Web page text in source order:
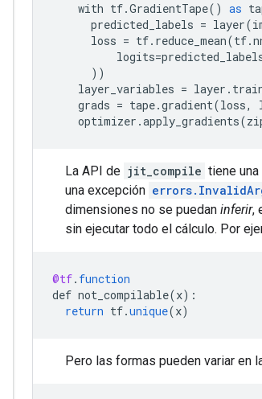
with tf.GradientTape() as
predicted_labels = layer(
loss = tf. reduce_mean(tf.
logits=
))
layer_variables = layer .
grads = tape.gradient(loss,
optimizer .apply_gradients(
La API de jit_compile tiene
una excepción
dimensiones no se puedan inferir,
sin ejecutar todo el cálculo. Por
@tf. function
def not_compilable(x) :
return tf.unique(x)
Pero las formas pueden variar en